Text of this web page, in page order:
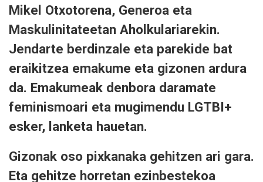
Mikel Otxotorena, Generoa eta
Maskulinitateetan Aholkulariarekin.
Jendarte berdinzale eta parekide bat
eraikitzea emakume eta gizonen ardura
da. Emakumeak denbora daramate
feminismoari eta mugimendu LGTBI+
esker, lanketa hauetan.
Gizonak oso pixkanaka gehitzen ari gara.
Eta gehitze horretan ezinbestekoa